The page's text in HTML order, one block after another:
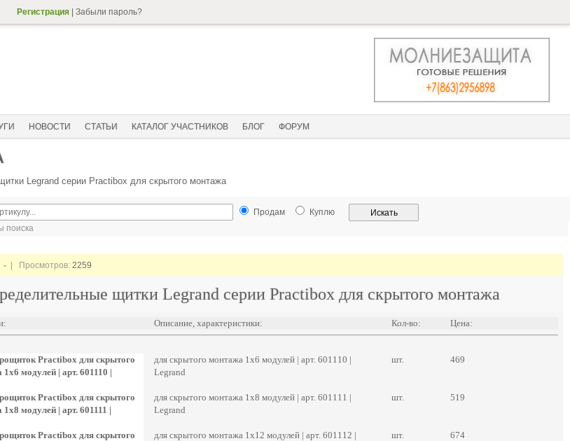
Регистрация Забыли пароль?
НОВОСТИ СТАТЬИ КАТАЛОГ УЧАСТНИКОВ БЛОГ ФОРУМ
Legrand серии Practibox для скрытого монтажа
Продам
Куплю
поиска
- | Просмотров: 2259
щитки Legrand серии Practibox для скрытого монтажа
Описание, характеристики: Кол-во: Цена:
Practibox для скрытого
модулей | арт. 601110 |
для скрытого монтажа 1х6 модулей | арт. 601110 |
Legrand
шт. 469
Practibox для скрытого
модулей | арт. 601111 |
для скрытого монтажа 1х8 модулей | арт. 601111 |
Legrand
шт. 519
Practibox для скрытого
для скрытого монтажа 1х12 модулей | арт. 601112 |
шт. 674